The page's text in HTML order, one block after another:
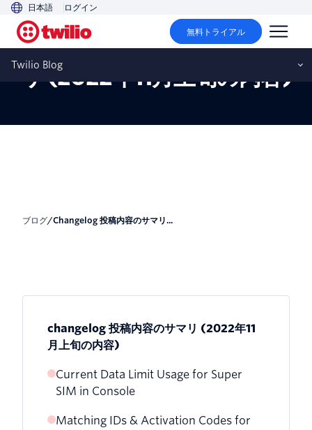
日本語 ログイン
無料トライアル
Twilio Blog
changelog 投稿内容のサマ
リ (2022年11月上旬の内容)
ブログ/ changelog 投稿内容のサマリ...
changelog 投稿内容のサマリ (2022年11
月上旬の内容)
Current Data Limit Usage for Super
SIM in Console
Matching IDs & Activation Codes for